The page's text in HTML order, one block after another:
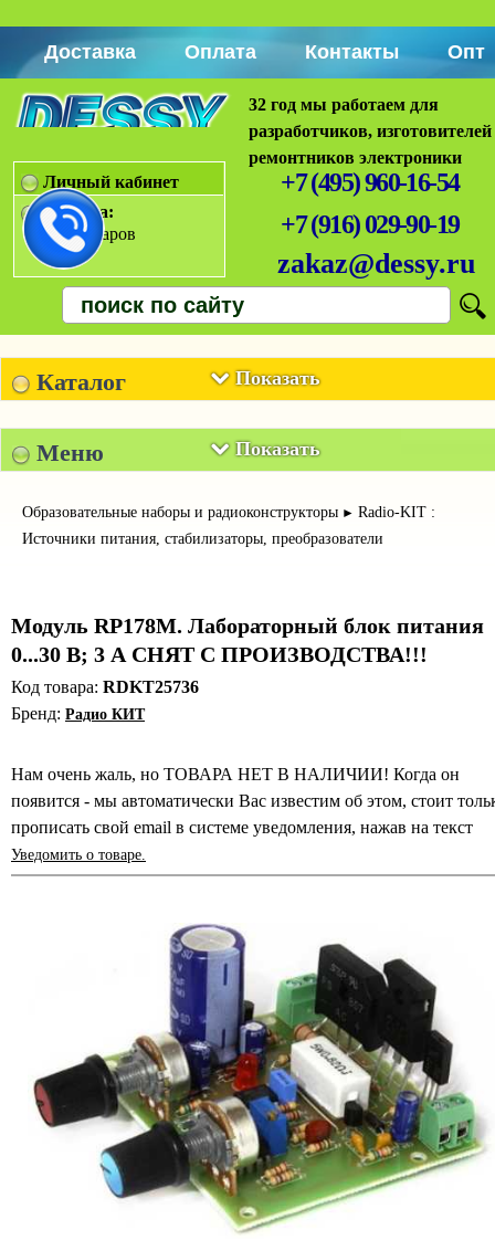
Доставка Оплата Контакты Опт
32 год мы работаем для
разработчиков,
ремонтников электроники
+7 (495) 960-16-54
+7 (916) 029-90-19
zakaz@dessy.ru
Личный кабинет
Корзина:
Нет товаров
Показать
Каталог
Показать
Меню
Образовательные наборы и радиоконструкторы ► Radio-KIT :
Источники питания, стабилизаторы, преобразователи
Модуль RP178M. Лабораторный блок питания
0...30 В; 3 А СНЯТ С ПРОИЗВОДСТВА!!!
Код товара: RDKT25736
Бренд: Радио КИТ
Нам очень жаль, но ТОВАРА НЕТ В НАЛИЧИИ! Когда он
появится - мы автоматически Вас известим об этом, стоит
прописать свой email в системе уведомления, нажав на текст
Уведомить о товаре.